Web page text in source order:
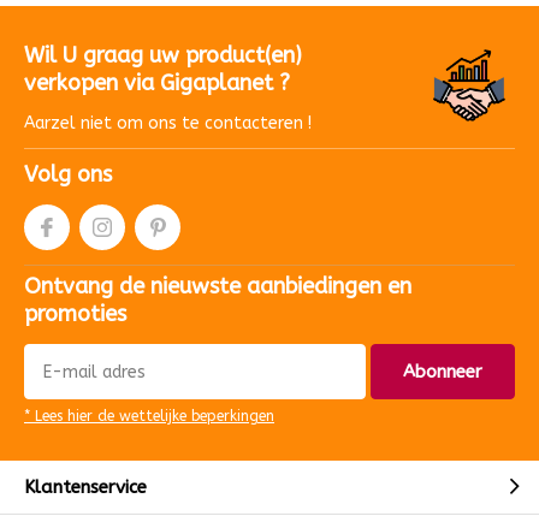
Wil U graag uw product(en)
verkopen via Gigaplanet ?
Aarzel niet om ons te contacteren !
Volg ons
Ontvang de nieuwste aanbiedingen en
promoties
Abonneer
* Lees hier de wettelijke beperkingen
Klantenservice